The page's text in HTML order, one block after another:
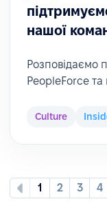
нашої
Розповідаємо
PeopleForce
Culture
1 2 3 4